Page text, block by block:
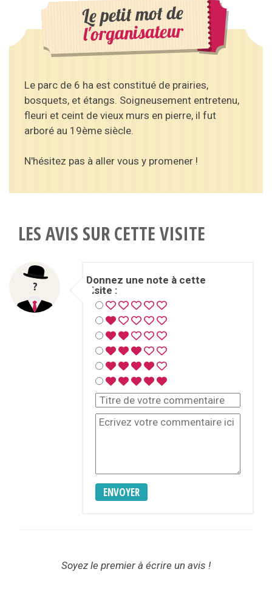
Le petit mot de
l'organisateur
Le parc de 6 ha est constitué de prairies,
bosquets, et étangs. Soigneusement entretenu,
fleuri et ceint de vieux murs en pierre, il fut
arboré au 19ème siècle.
N'hésitez pas à aller vous y promener !
LES AVIS SUR CETTE VISITE
Donnez une note à cette
visite :
ENVOYER
Soyez le premier à écrire un avis !